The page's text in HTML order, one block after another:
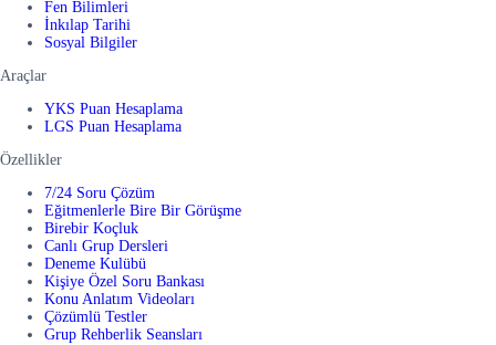
Fen Bilimleri
İnkılap Tarihi
Sosyal Bilgiler
Araçlar
YKS Puan Hesaplama
LGS Puan Hesaplama
Özellikler
7/24 Soru Çözüm
Eğitmenlerle Bire Bir Görüşme
Birebir Koçluk
Canlı Grup Dersleri
Deneme Kulübü
Kişiye Özel Soru Bankası
Konu Anlatım Videoları
Çözümlü Testler
Grup Rehberlik Seansları